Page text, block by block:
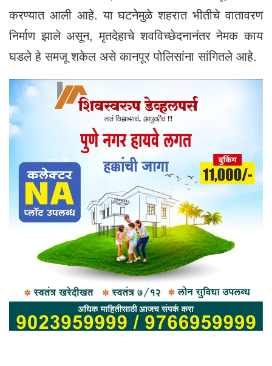
करण्यात आली आहे. या घटनेमुळे शहरात भीतीचे वातावरण
निर्माण झाले असून, मृतदेहाचे शवविच्छेदनानंतर नेमक काय
घडले हे समजू शकेल असे कानपूर पोलिसांना सांगितले आहे.